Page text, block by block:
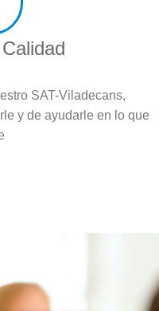
SAT-Viladecans,
y de ayudarle en lo que